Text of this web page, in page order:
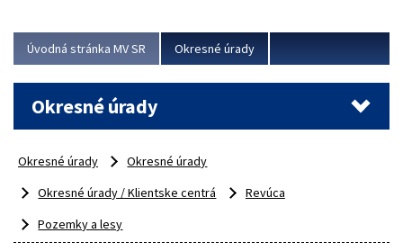
Viac
Úvodná stránka MV SR Okresné úrady
Okresné úrady
Okresné úrady
Okresné úrady
Okresné úrady / Klientske centrá
Revúca
Pozemky a lesy